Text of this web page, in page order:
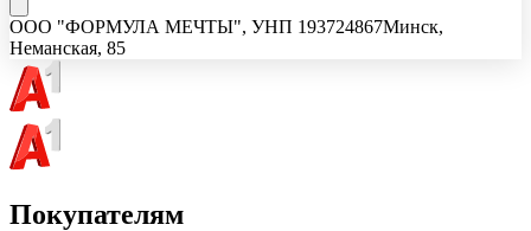
ООО "ФОРМУЛА МЕЧТЫ", УНП 193724867Минск,
Неманская, 85
Покупателям